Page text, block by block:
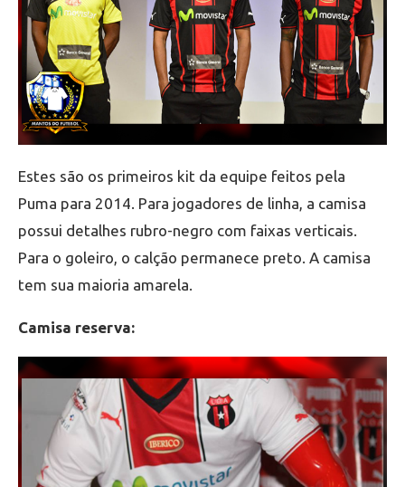
Estes são os primeiros kit da equipe feitos pela
Puma para 2014. Para jogadores de linha, a camisa
possui detalhes rubro-negro com faixas verticais.
Para o goleiro, o calção permanece preto. A camisa
tem sua maioria amarela.
Camisa reserva: